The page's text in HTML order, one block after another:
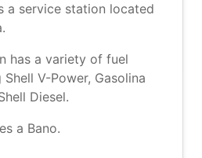
a service station located
has a variety of fuel
V-Power, Gasolina
Diesel.
a Bano.